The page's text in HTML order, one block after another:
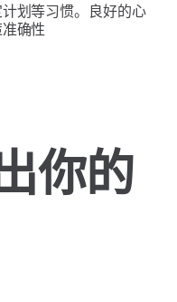
划等习惯。良好的心
确性
你的